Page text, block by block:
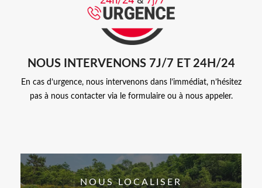
NOUS INTERVENONS 7J/7 ET 24H/24
En cas d’urgence, nous intervenons dans l’immédiat, n’hésitez
pas à nous contacter via le formulaire ou à nous appeler.
NOUS LOCALISER